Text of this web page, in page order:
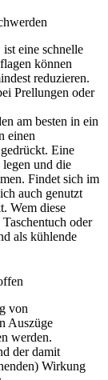
eine schnelle
können
reduzieren.
Prellungen oder
am besten in ein
einen
Eine
und die
Findet sich im
auch genutzt
Wem diese
oder
als kühlende
von
Auszüge
werden.
der damit
Wirkung